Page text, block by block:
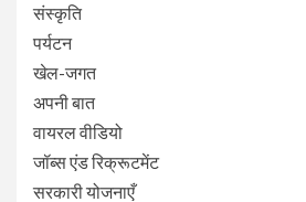
संस्कृति
पर्यटन
खेल-जगत
अपनी बात
वायरल वीडियो
जॉब्स एंड रिक्रूटमेंट
सरकारी योजनाएँ